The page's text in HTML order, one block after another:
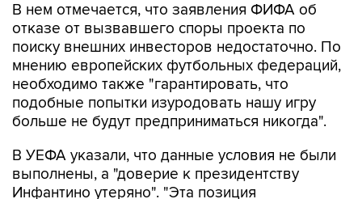
В нем отмечается, что заявления ФИФА об
отказе от вызвавшего споры проекта по
поиску внешних инвесторов недостаточно. По
мнению европейских футбольных федераций,
необходимо также "гарантировать, что
подобные попытки изуродовать нашу игру
больше не будут предприниматься никогда".
В УЕФА указали, что данные условия не были
выполнены, а "доверие к президентству
Инфантино утеряно". "Эта позиция